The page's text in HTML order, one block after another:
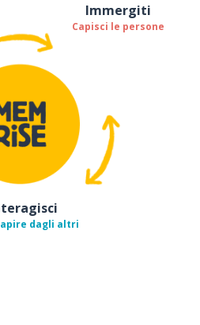
Immergiti
Capisci le persone
dagli altri